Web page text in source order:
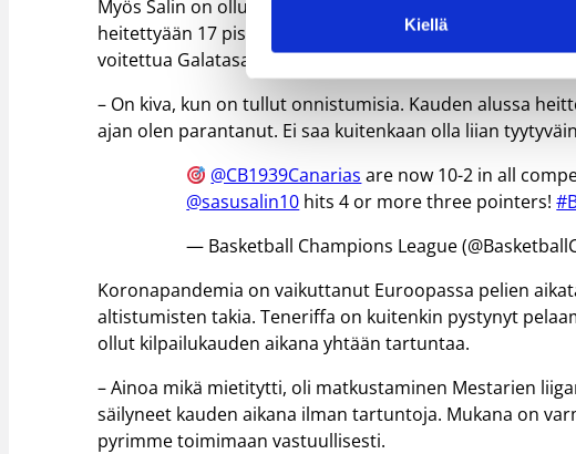
Kiellä
Myös Salin on ollut viime aikoina liekeissä. Viime
heitettyään 17 pistettä ja viikolla Mestarien liigassa hän
voitettua Galatasarayn.
– On kiva, kun on tullut onnistumisia. Kauden alussa
ajan olen parantanut. Ei saa kuitenkaan olla liian
@CB1939Canarias are now 10-2 in all
@sasusalin10 hits 4 or more three pointers!
— Basketball Champions League
Koronapandemia on vaikuttanut Euroopassa pelien
altistumisten takia. Teneriffa on kuitenkin pystynyt
ollut kilpailukauden aikana yhtään tartuntaa.
– Ainoa mikä mietitytti, oli matkustaminen Mestarien
säilyneet kauden aikana ilman tartuntoja. Mukana on
pyrimme toimimaan vastuullisesti.